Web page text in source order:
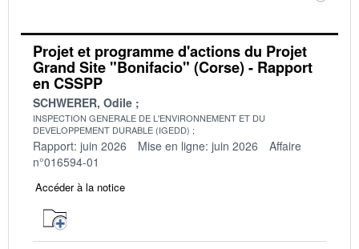
Projet et programme d'actions du Projet
Grand Site "Bonifacio" (Corse) - Rapport
en CSSPP
SCHWERER, Odile
INSPECTION GENERALE DE L'ENVIRONNEMENT ET DU
DEVELOPPEMENT DURABLE (IGEDD)
Rapport: juin 2026 Mise en ligne: juin 2026
Affaire
n°016594-01
Accéder à la notice